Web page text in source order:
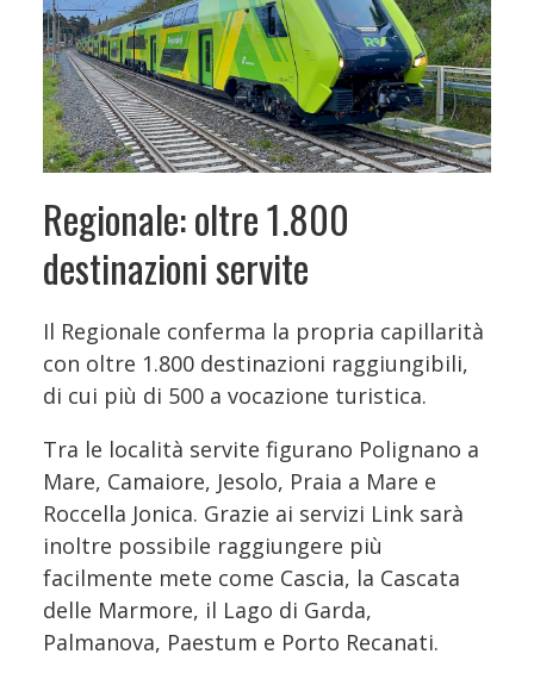
Regionale: oltre 1.800
destinazioni servite
Il Regionale conferma la propria capillarità
con oltre 1.800 destinazioni raggiungibili,
di cui più di 500 a vocazione turistica.
Tra le località servite figurano Polignano a
Mare, Camaiore, Jesolo, Praia a Mare e
Roccella Jonica. Grazie ai servizi Link sarà
inoltre possibile raggiungere più
facilmente mete come Cascia, la Cascata
delle Marmore, il Lago di Garda,
Palmanova, Paestum e Porto Recanati.